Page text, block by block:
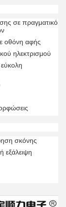
σε πραγματικό
οθόνη αφής
ηλεκτρισμού
σκόνης
εξάλειψη